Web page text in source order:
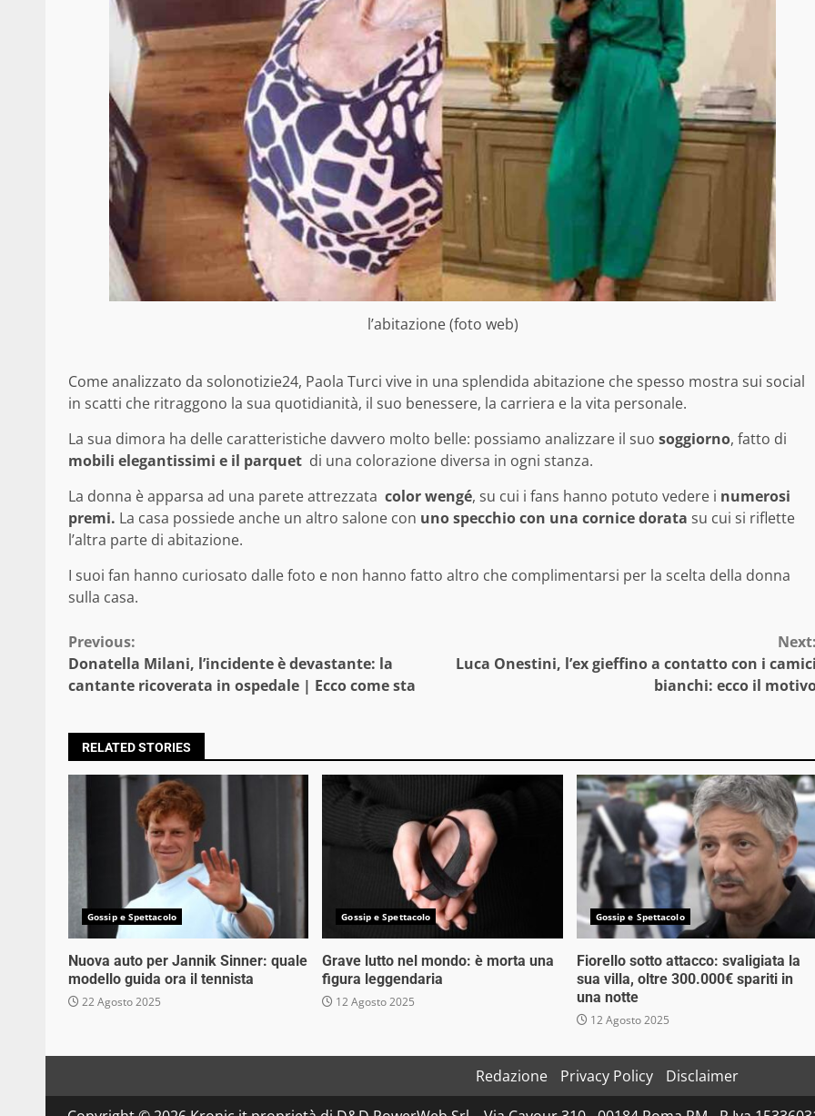
l’abitazione (foto web)
Come analizzato da solonotizie24, Paola Turci vive in una splendida abitazione che spesso mostra sui social
in scatti che ritraggono la sua quotidianità, il suo benessere, la carriera e la vita personale.
La sua dimora ha delle caratteristiche davvero molto belle: possiamo analizzare il suo soggiorno, fatto di
mobili elegantissimi e il parquet di una colorazione diversa in ogni stanza.
La donna è apparsa ad una parete attrezzata color wengé, su cui i fans hanno potuto vedere i numerosi
premi. La casa possiede anche un altro salone con uno specchio con una cornice dorata su cui si riflette
l’altra parte di abitazione.
I suoi fan hanno curiosato dalle foto e non hanno fatto altro che complimentarsi per la scelta della donna
sulla casa.
Continue
Reading
Previous:
Donatella Milani, l’incidente è devastante: la
cantante ricoverata in ospedale | Ecco come sta
Luca Onestini, l’ex gieffino a contatto con i
bianchi: ecco il
RELATED STORIES
Gossip e Spettacolo
Nuova auto per Jannik Sinner: quale
modello guida ora il tennista
22 Agosto 2025
Gossip e Spettacolo
Grave lutto nel mondo: è morta una
figura leggendaria
12 Agosto 2025
Gossip e Spettacolo
Fiorello sotto attacco: svaligiata la
sua villa, oltre 300.000€ spariti in
una notte
12 Agosto 2025
Redazione Privacy Policy
Disclaimer